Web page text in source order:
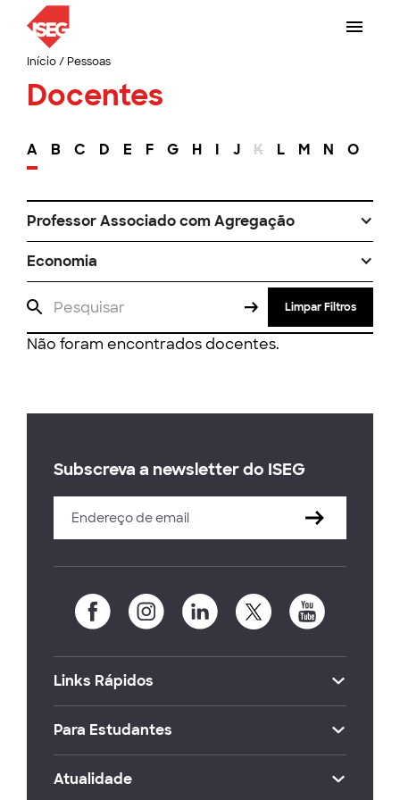
Início/ Pessoas
Docentes
A B C D E F G H I J K L M N O
Professor Associado com Agregação
Economia
Limpar Filtros
Não foram encontrados docentes.
Subscreva a newsletter do ISEG
Links Rápidos
Para Estudantes
Atualidade